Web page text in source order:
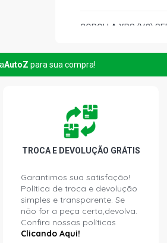
COROLLA XRS (V.2)
COROLLA GLI UPPER
L4 FLEX (2016 - 2016)
COROLLA GLI UPPER
2ZRFE VVTI L4 FLEX
AutoZ para sua compra!
TROCA E DEVOLUÇÃO GRÁTIS
Garantimos sua satisfação!
Política de troca e devolução
simples e transparente. Se
não for a peça certa,devolva.
Confira nossas políticas
Clicando Aqui!